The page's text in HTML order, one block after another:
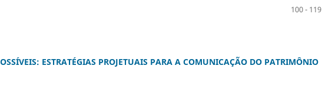
100 - 119
ESTRATÉGIAS PROJETUAIS PARA A COMUNICAÇÃO DO PATRIMÔNIO